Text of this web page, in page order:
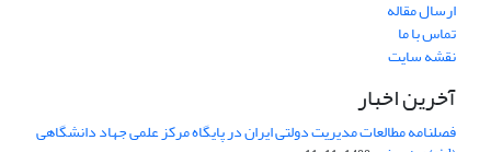
ارسال مقاله
تماس با ما
نقشه سایت
آخرین اخبار
فصلنامه مطالعات مدیریت دولتی ایران در پایگاه مرکز علمی جهاد دانشگاهی